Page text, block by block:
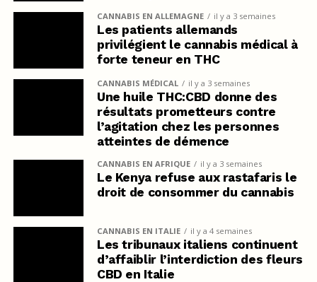
CANNABIS EN ALLEMAGNE il y a 3 semaines
Les patients allemands
privilégient le cannabis médical à
forte teneur en THC
CANNABIS MÉDICAL il y a 3 semaines
Une huile THC:CBD donne des
résultats prometteurs contre
l’agitation chez les personnes
atteintes de démence
CANNABIS EN AFRIQUE il y a 3 semaines
Le Kenya refuse aux rastafaris le
droit de consommer du cannabis
CANNABIS EN ITALIE il y a 4 semaines
Les tribunaux italiens continuent
d’affaiblir l’interdiction des fleurs
CBD en Italie